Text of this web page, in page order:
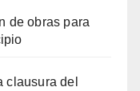
de obras para
clausura del